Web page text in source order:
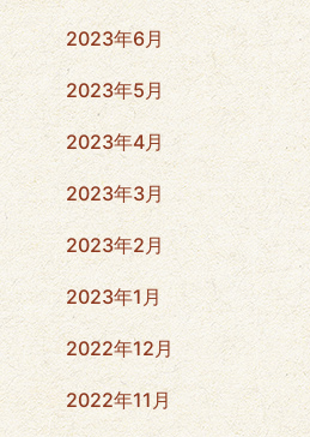
2023年6月
2023年5月
2023年4月
2023年3月
2023年2月
2023年1月
2022年12月
2022年11月